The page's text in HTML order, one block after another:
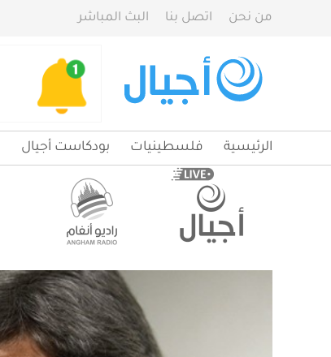
من نحن اتصل بنا البث المباشر
الرئيسية فلسطينيات بودكاست أجيال